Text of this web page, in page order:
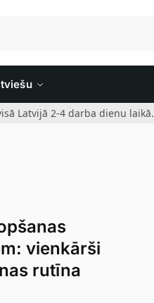
Latvijā 2-4 darba dienu laikā.
vienkārši
rutīna